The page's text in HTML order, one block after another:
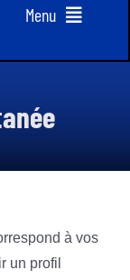
Menu
à vos
un profil